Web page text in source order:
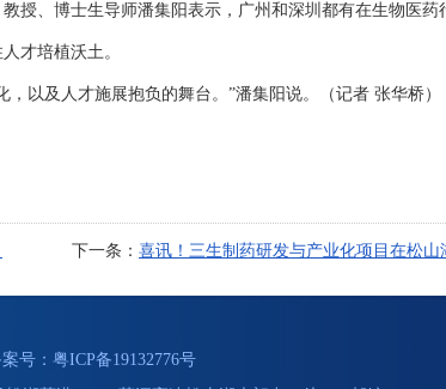
、博士生导师潘集阳表示，广州和深圳都有在生物医药
才培植沃土。
及人才施展抱负的舞台。”潘集阳说。（记者 张华桥）
下一条： 喜讯！三生制药研发与产业化项目在松
号： 粤ICP备19132776号